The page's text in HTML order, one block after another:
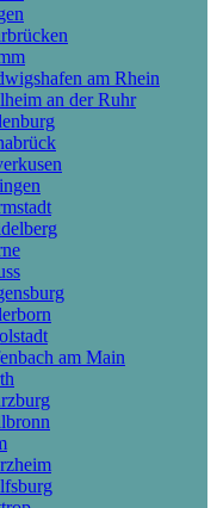
am Rhein
an der Ruhr
am Main